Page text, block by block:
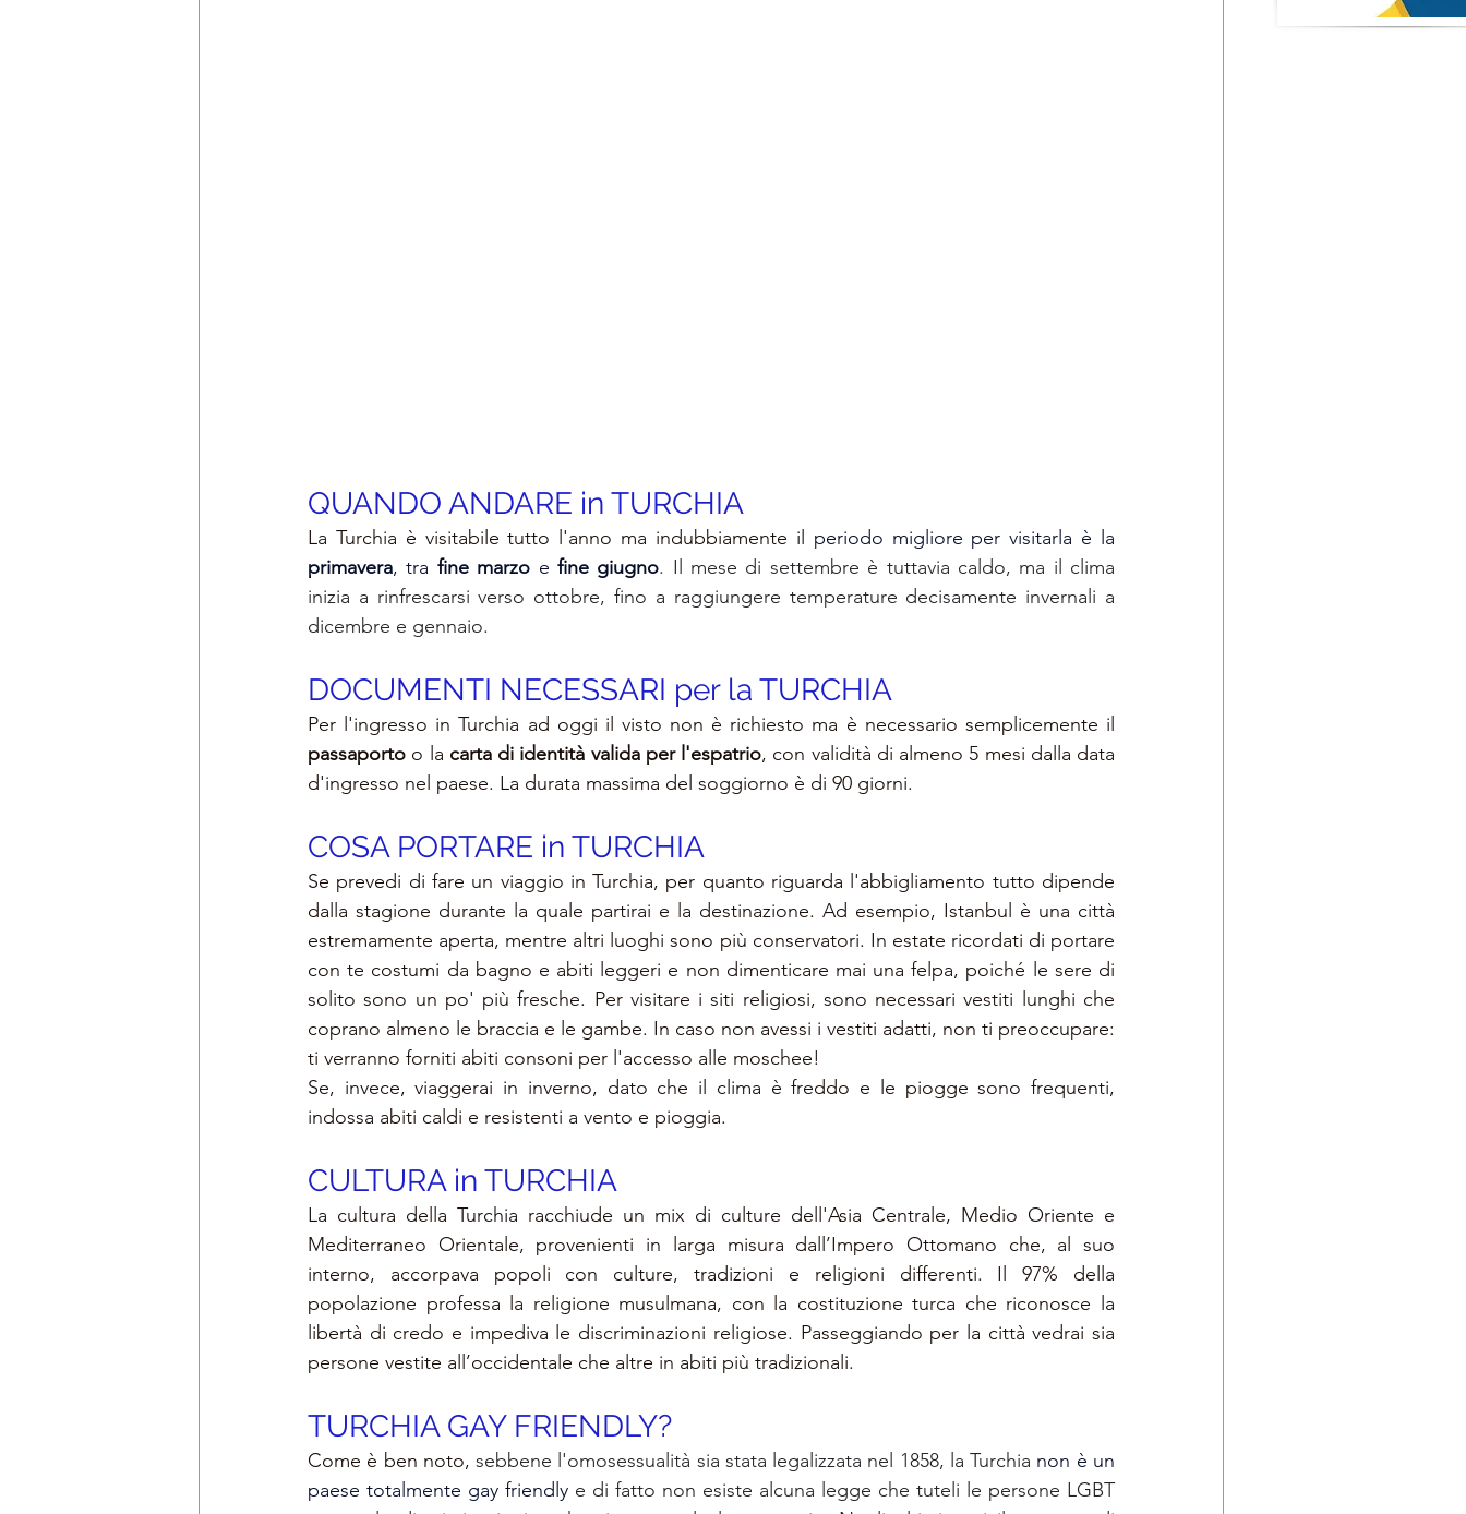
QUANDO ANDARE in TURCHIA
La Turchia è visitabile tutto l'anno ma indubbiamente il
primavera, tra fine marzo e fine giugno. Il mese di settembre è tuttavia caldo, ma il clima
inizia a rinfrescarsi verso ottobre, fino a raggiungere temperature decisamente invernali a
dicembre e gennaio.
DOCUMENTI NECESSARI per la TURCHIA
Per l'ingresso in Turchia ad oggi il visto non è richiesto ma è necessario semplicemente
passaporto o la carta di identità valida per l'espatrio, con validità di almeno 5 mesi dalla data
d'ingresso nel paese. La durata massima del soggiorno è di 90 giorni.
COSA PORTARE in TURCHIA
Se prevedi di fare un viaggio in Turchia, per quanto riguarda l'abbigliamento tutto dipende
dalla stagione durante la quale partirai e la destinazione. Ad esempio, Istanbul è una città
estremamente aperta, mentre altri luoghi sono più conservatori. In estate ricordati di portare
con te costumi da bagno e abiti leggeri e non dimenticare mai una felpa, poiché le sere di
solito sono un po' più fresche. Per visitare i siti religiosi, sono necessari vestiti lunghi che
coprano almeno le braccia e le gambe. In caso non avessi i vestiti adatti, non ti preoccupare:
ti verranno forniti abiti consoni per l'accesso alle moschee!
Se, invece, viaggerai in inverno, dato che il clima è freddo e le piogge sono frequenti,
indossa abiti caldi e resistenti a vento e pioggia.
CULTURA in TURCHIA
La cultura della Turchia racchiude un mix di culture dell'Asia Centrale, Medio Oriente e
Mediterraneo Orientale, provenienti in larga misura dall’Impero Ottomano che, al suo
interno, accorpava popoli con culture, tradizioni e religioni differenti. Il
97% della
popolazione professa la religione musulmana, con la costituzione turca che riconosce la
libertà di credo e impediva le discriminazioni religiose. Passeggiando per la città vedrai sia
persone vestite all’occidentale che altre in abiti più tradizionali.
TURCHIA GAY FRIENDLY?
Come è ben noto, sebbene l'omosessualità sia stata legalizzata nel 1858, la Turchia non è un
paese totalmente gay friendly e di fatto non esiste alcuna legge che tuteli le persone LGBT